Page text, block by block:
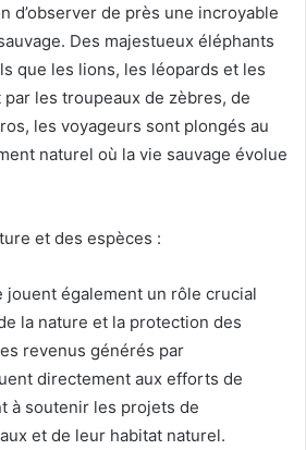
d’observer de près une incroyable
Des majestueux éléphants
que les lions, les léopards et les
les troupeaux de zèbres, de
les voyageurs sont plongés au
naturel où la vie sauvage évolue
et des espèces :
jouent également un rôle crucial
la nature et la protection des
revenus générés par
directement aux efforts de
à soutenir les projets de
et de leur habitat naturel.